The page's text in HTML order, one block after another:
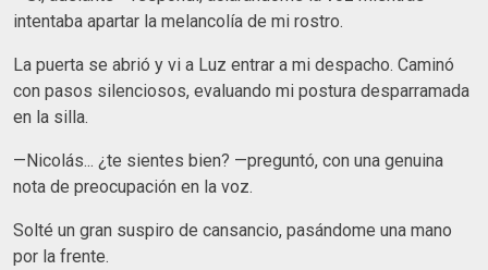
intentaba apartar la melancolía de mi rostro.
La puerta se abrió y vi a Luz entrar a mi despacho. Caminó
con pasos silenciosos, evaluando mi postura desparramada
en la silla.
—Nicolás... ¿te sientes bien? —preguntó, con una genuina
nota de preocupación en la voz.
Solté un gran suspiro de cansancio, pasándome una mano
por la frente.